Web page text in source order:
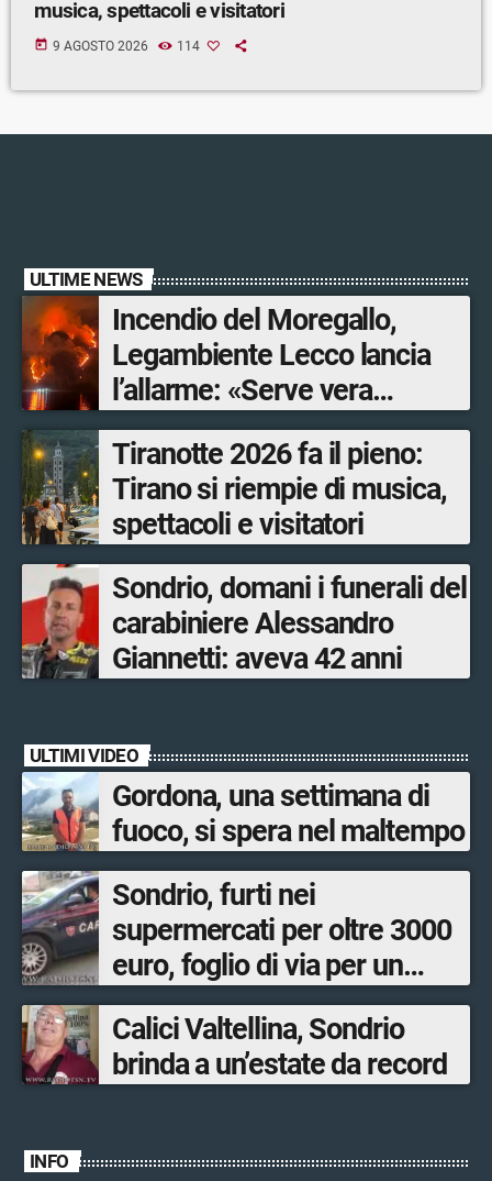
musica, spettacoli e visitatori
today 9 AGOSTO 2026 114
ULTIME NEWS
Incendio del Moregallo,
Legambiente Lecco lancia
l’allarme: «Serve vera
prevenzione»
Tiranotte 2026 fa il pieno:
Tirano si riempie di musica,
spettacoli e visitatori
Sondrio, domani i funerali del
carabiniere Alessandro
Giannetti: aveva 42 anni
ULTIMI VIDEO
Gordona, una settimana di
fuoco, si spera nel maltempo
Sondrio, furti nei
supermercati per oltre 3000
euro, foglio di via per un
ventinovenne
Calici Valtellina, Sondrio
brinda a un’estate da record
INFO